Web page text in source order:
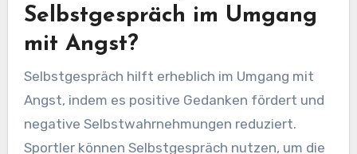
Selbstgespräch im Umgang
mit Angst?
Selbstgespräch hilft erheblich im Umgang mit
Angst, indem es positive Gedanken fördert und
negative Selbstwahrnehmungen reduziert.
Sportler können Selbstgespräch nutzen, um die